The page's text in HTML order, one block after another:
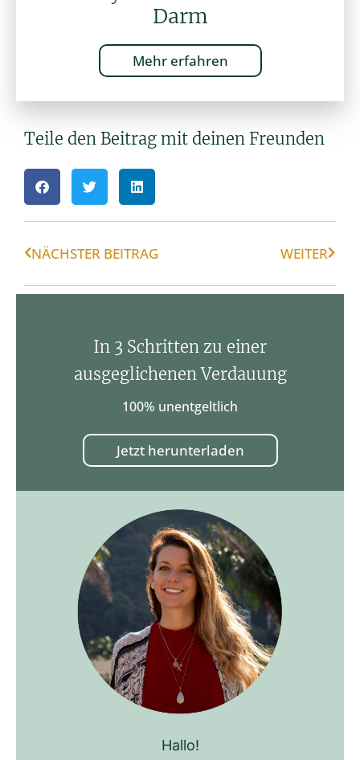
Darm
Mehr erfahren
Teile den Beitrag mit deinen Freunden
NÄCHSTER BEITRAG WEITER
In 3 Schritten zu einer
ausgeglichenen Verdauung
100% unentgeltlich
Jetzt herunterladen
Hallo!